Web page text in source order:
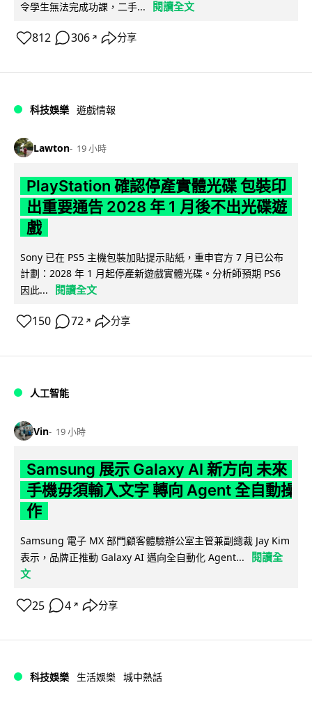
令學生無法完成功課，二手...
閱讀全文
812 306 ↗ 分享
科技娛樂 遊戲情報
Lawton 19 小時
PlayStation 確認停產實體光碟 包裝印
出重要通告 2028 年 1 月後不出光碟遊
戲
Sony 已在 PS5 主機包裝加貼提示貼紙，重申官方 7 月已公布
計劃：2028 年 1 月起停產新遊戲實體光碟。分析師預期 PS6
因此...
閱讀全文
150 72 ↗ 分享
人工智能
Vin 19 小時
Samsung 展示 Galaxy AI 新方向 未來
手機毋須輸入文字 轉向 Agent 全自動操
作
Samsung 電子 MX 部門顧客體驗辦公室主管兼副總裁 Jay Kim
表示，品牌正推動 Galaxy AI 邁向全自動化 Agent...
閱讀全
文
25 4 ↗ 分享
科技娛樂 生活娛樂 城中熱話